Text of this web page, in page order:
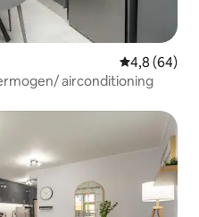
Gemiddelde
4,8 (64)
airconditioning